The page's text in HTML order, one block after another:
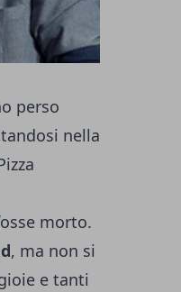
perso
nella
morto.
, ma non si
e tanti